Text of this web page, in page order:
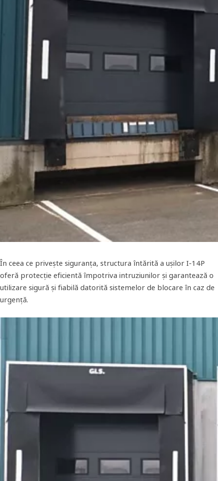
În ceea ce privește siguranța, structura întărită a ușilor I-14P
oferă protecție eficientă împotriva intruziunilor și garantează o
utilizare sigură și fiabilă datorită sistemelor de blocare în caz de
urgență.